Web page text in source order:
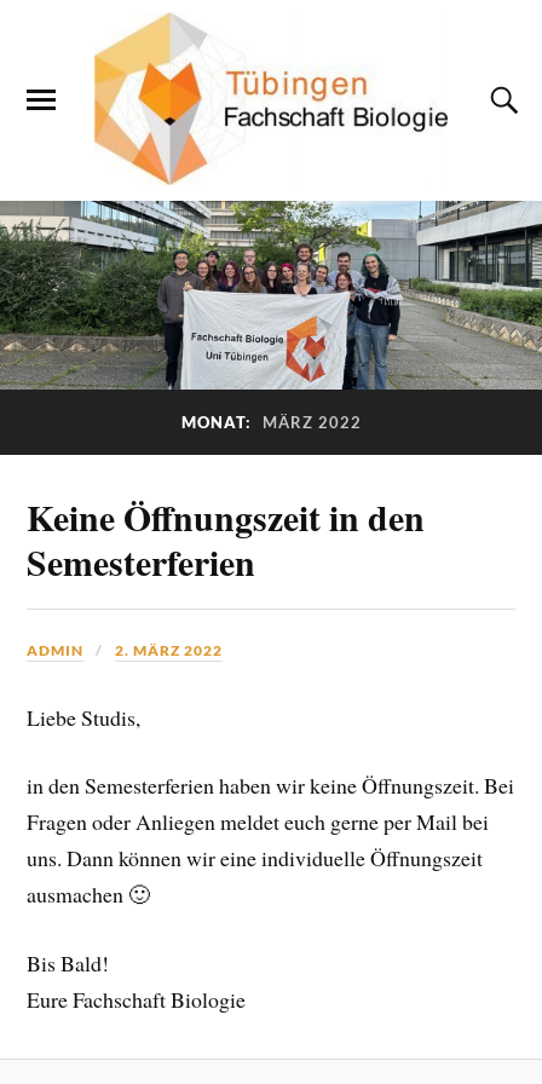
MONAT: MÄRZ 2022
Keine Öffnungszeit in den
Semesterferien
ADMIN 2. MÄRZ 2022
Liebe Studis,
in den Semesterferien haben wir keine Öffnungszeit. Bei
Fragen oder Anliegen meldet euch gerne per Mail bei
uns. Dann können wir eine individuelle Öffnungszeit
ausmachen 🙂
Bis Bald!
Eure Fachschaft Biologie